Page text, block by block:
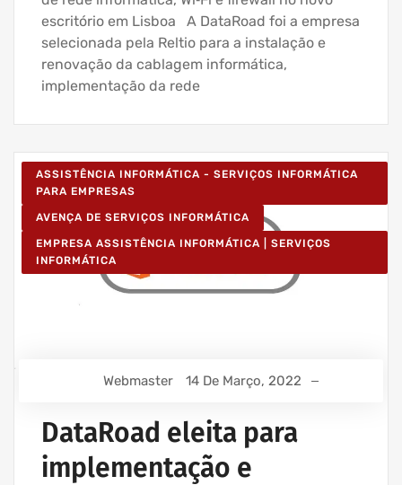
escritório em Lisboa A DataRoad foi a empresa
selecionada pela Reltio para a instalação e
renovação da cablagem informática,
implementação da rede
ASSISTÊNCIA INFORMÁTICA - SERVIÇOS INFORMÁTICA
PARA EMPRESAS
AVENÇA DE SERVIÇOS INFORMÁTICA
EMPRESA ASSISTÊNCIA INFORMÁTICA | SERVIÇOS
INFORMÁTICA
Webmaster 14 De Março, 2022
DataRoad eleita para
implementação e